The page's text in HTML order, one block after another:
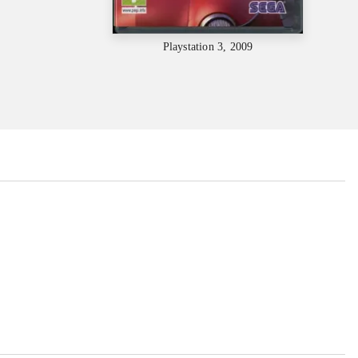
Playstation 3, 2009